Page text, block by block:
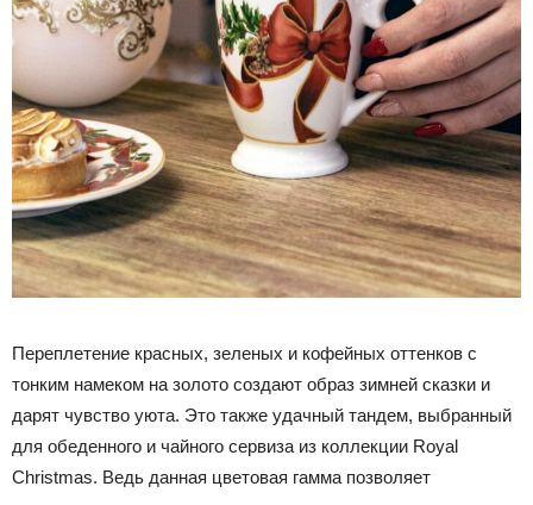
Переплетение красных, зеленых и кофейных оттенков с
тонким намеком на золото создают образ зимней сказки и
дарят чувство уюта. Это также удачный тандем, выбранный
для обеденного и чайного сервиза из коллекции Royal
Christmas. Ведь данная цветовая гамма позволяет